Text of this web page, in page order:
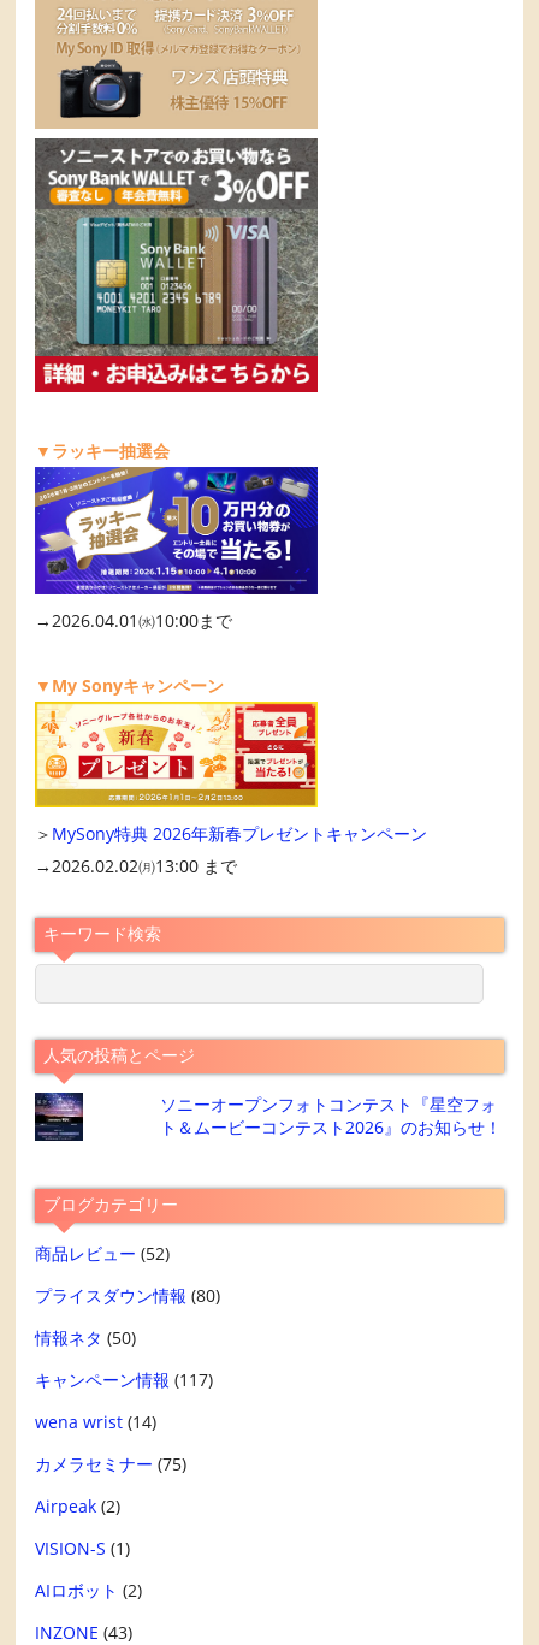
▼ラッキー抽選会
→2026.04.01㈬10:00まで
▼My Sonyキャンペーン
＞ MySony特典 2026年新春プレゼントキャンペーン
→2026.02.02㈪13:00 まで
キーワード検索
人気の投稿とページ
ソニーオープンフォトコンテスト『星空フォ
ト＆ムービーコンテスト2026』のお知らせ！
ブログカテゴリー
商品レビュー (52)
プライスダウン情報 (80)
情報ネタ (50)
キャンペーン情報 (117)
wena wrist (14)
カメラセミナー (75)
Airpeak (2)
VISION-S (1)
AIロボット (2)
INZONE (43)